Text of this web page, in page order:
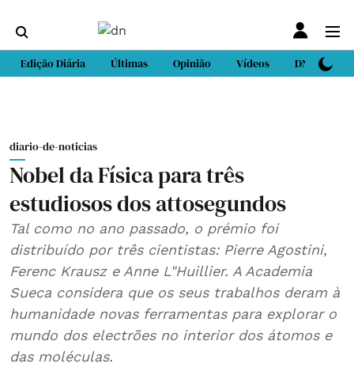
Edição Diária Últimas Opinião Vídeos DN Sport
diario-de-noticias
Nobel da Física para três
estudiosos dos attosegundos
Tal como no ano passado, o prémio foi
distribuído por três cientistas: Pierre Agostini,
Ferenc Krausz e Anne L"Huillier. A Academia
Sueca considera que os seus trabalhos deram à
humanidade novas ferramentas para explorar o
mundo dos electrões no interior dos átomos e
das moléculas.